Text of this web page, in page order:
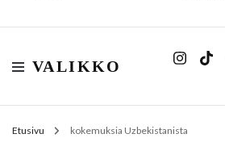
Reissukuume
VALIKKO
Etusivu kokemuksia Uzbekistanista